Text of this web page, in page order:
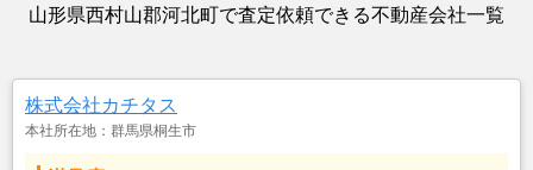
山形県西村山郡河北町で査定依頼できる不動産会社一覧
株式会社カチタス
本社所在地：群馬県桐生市